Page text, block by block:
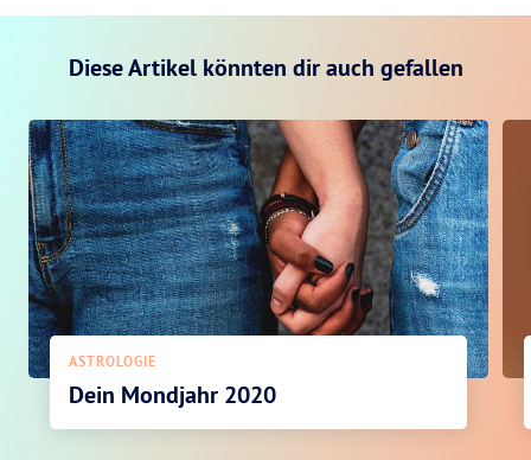
Diese Artikel könnten dir auch gefallen
ASTROLOGIE
Dein Mondjahr 2020